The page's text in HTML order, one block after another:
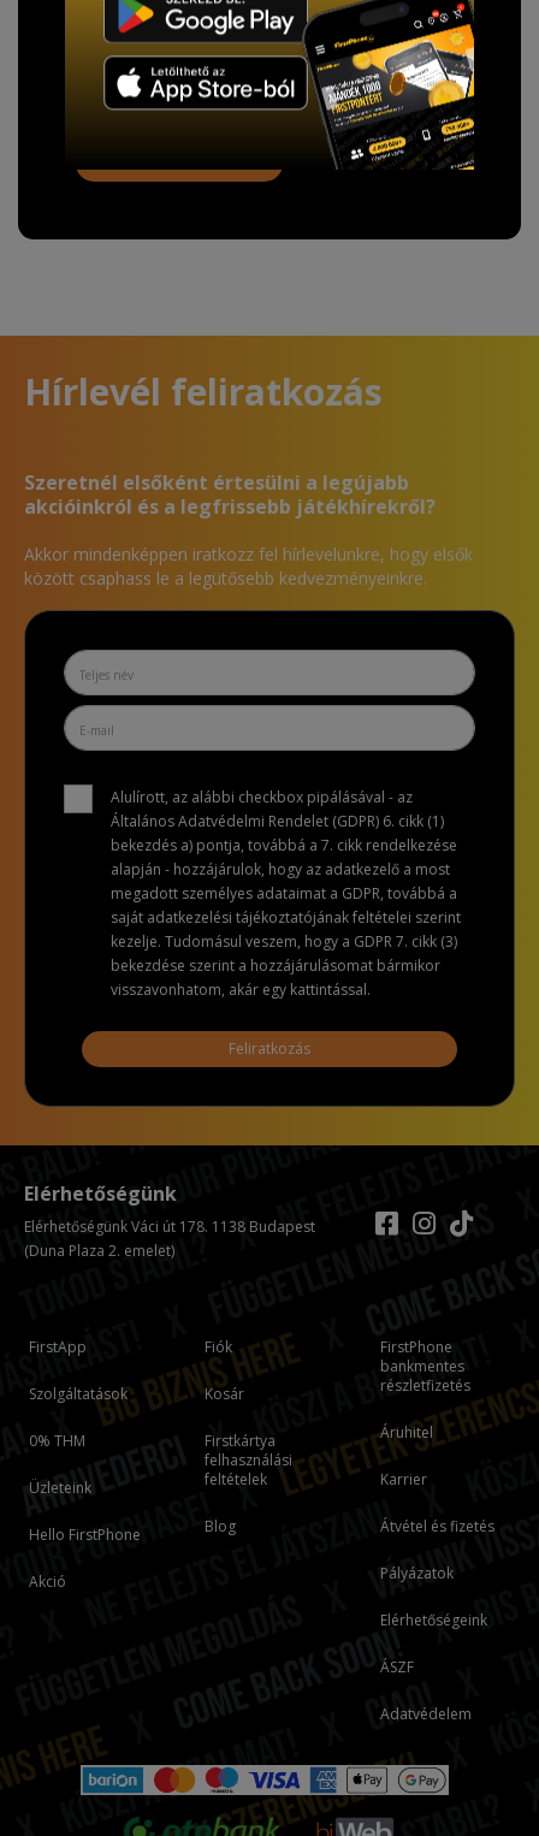
A Kormány döntése alapján a kereskedő minden tartós
adathordozó termék vásárlásakor köteles ingyenes
adattörlő kódot biztosítani.
Hírlevél feliratkozás
Szeretnél elsőként értesülni a legújabb
akcióinkról és a legfrissebb játékhírekről?
Akkor mindenképpen iratkozz fel hírlevelünkre, hogy elsők
között csaphass le a legütősebb kedvezményeinkre.
Alulírott, az alábbi checkbox pipálásával - az
Általános Adatvédelmi Rendelet (GDPR) 6. cikk (1)
bekezdés a) pontja, továbbá a 7. cikk rendelkezése
alapján - hozzájárulok, hogy az adatkezelő a most
megadott személyes adataimat a GDPR, továbbá a
saját adatkezelési tájékoztatójának feltételei szerint
kezelje. Tudomásul veszem, hogy a GDPR 7. cikk (3)
bekezdése szerint a hozzájárulásomat bármikor
visszavonhatom, akár egy kattintással.
Feliratkozás
FirstApp
Szolgáltatások
0% THM
Üzleteink
Hello FirstPhone
Akció
Fiók
Kosár
Firstkártya
felhasználási
feltételek
Blog
FirstPhone
bankmentes
részletfizetés
Áruhitel
Karrier
Átvétel és fizetés
Pályázatok
Elérhetőségeink
ÁSZF
Adatvédelem
Elérhetőségünk
Elérhetőségünk Váci út 178. 1138 Budapest
(Duna Plaza 2. emelet)